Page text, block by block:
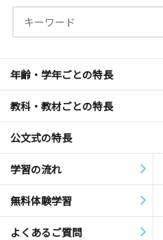
年齢・学年ごとの特長
教科・教材ごとの特長
公文式の特長
学習の流れ
無料体験学習
よくあるご質問